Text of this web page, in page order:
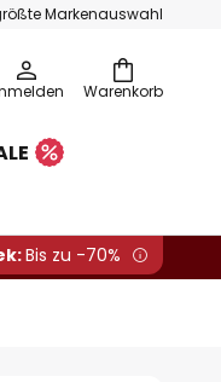
Markenauswahl
Warenkorb
Bis zu -70%